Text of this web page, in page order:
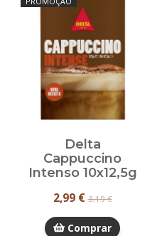
Delta
Cappuccino
Intenso 10x12,5g
2,99 €3,19 €
Comprar